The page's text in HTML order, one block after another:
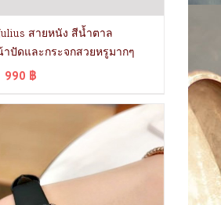
สายหนัง สีน้ำตาล
ปัดและกระจกสวยหรูมากๆ
990 ฿